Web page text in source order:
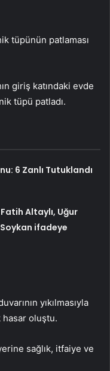
tüpünün patlaması
giriş katındaki evde
tüpü patladı.
6 Zanlı Tutuklandı
Altaylı, Uğur
ifadeye
yıkılmasıyla
hasar oluştu.
sağlık, itfaiye ve